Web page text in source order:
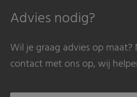
Advies nodig?
Wil je graag advies op maat?
contact met ons op, wij